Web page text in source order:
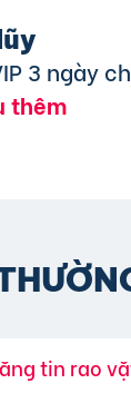
3 ngày
thêm
tin rao